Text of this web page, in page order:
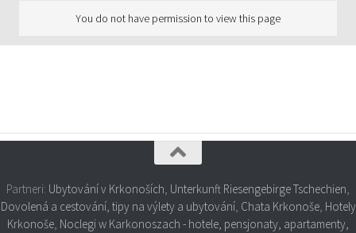
You do not have permission to view this page
Partneri: Ubytování v Krkonoších, Unterkunft Riesengebirge Tschechien,
Dovolená a cestování, tipy na výlety a ubytování, Chata Krkonoše, Hotely
Krkonoše, Noclegi w Karkonoszach - hotele, pensjonaty, apartamenty,